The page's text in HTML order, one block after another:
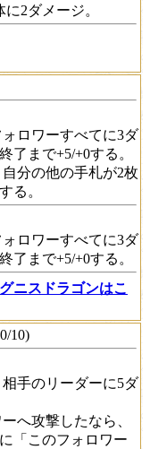
2ダメージ。
ロワーすべてに3ダ
了まで+5/+0する。
自分の他の手札が2枚
る。
ロワーすべてに3ダ
了まで+5/+0する。
ニスドラゴンはこ
10)
相手のリーダーに5ダ
へ攻撃したなら、
「このフォロワー